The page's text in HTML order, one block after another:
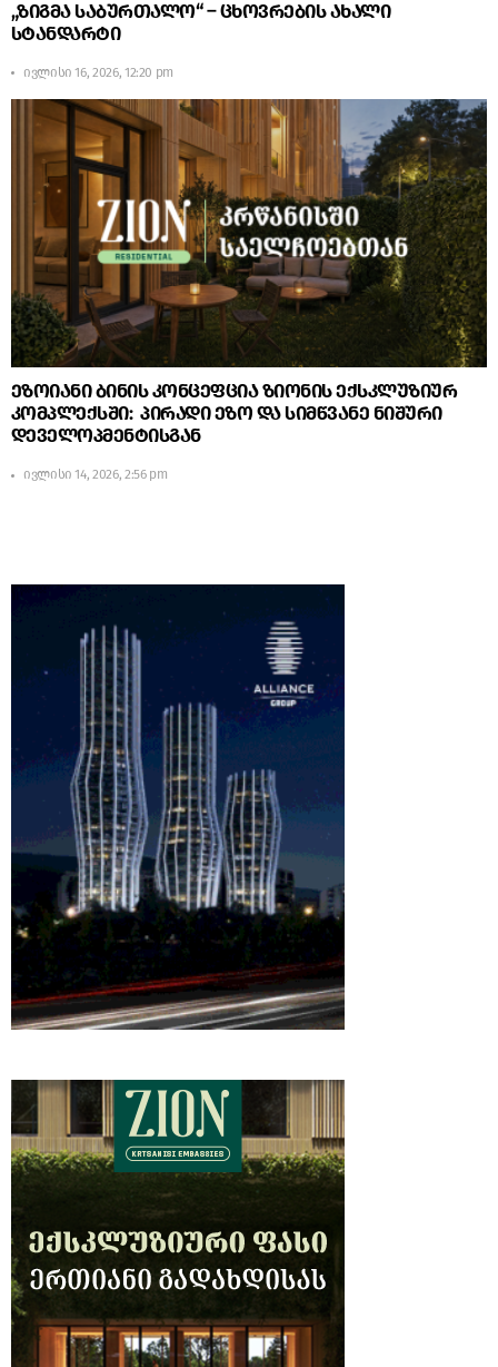
„ზიგმა საბურთალო“ – ცხოვრების ახალი
სტანდარტი
ივლისი 16, 2026, 12:20 pm
ეზოიანი ბინის კონცეფცია ზიონის ექსკლუზიურ
კომპლექსში: პირადი ეზო და სიმწვანე ნიშური
დეველოპმენტისგან
ივლისი 14, 2026, 2:56 pm